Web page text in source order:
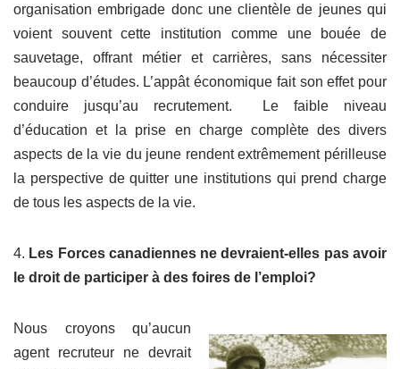
organisation embrigade donc une clientèle de jeunes qui
voient souvent cette institution comme une bouée de
sauvetage, offrant métier et carrières, sans nécessiter
beaucoup d’études. L’appât économique fait son effet pour
conduire jusqu’au recrutement. Le faible niveau
d’éducation et la prise en charge complète des divers
aspects de la vie du jeune rendent extrêmement périlleuse
la perspective de quitter une institutions qui prend charge
de tous les aspects de la vie.
4. Les Forces canadiennes ne devraient-elles pas avoir
le droit de participer à des foires de l’emploi?
Nous croyons qu’aucun
agent recruteur ne devrait